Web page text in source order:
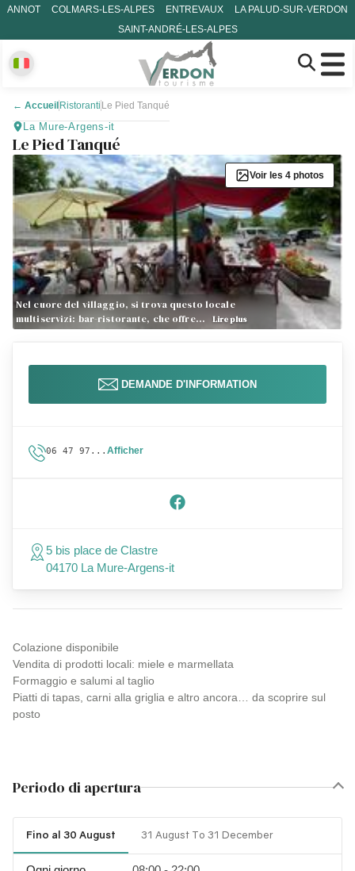
ANNOT COLMARS-LES-ALPES ENTREVAUX
LA PALUD-SUR-VERDON
SAINT-ANDRÉ-LES-ALPES
← Accueil Ristoranti Le Pied Tanqué
La Mure-Argens-it
Le Pied Tanqué
Nel cuore del villaggio, si trova questo locale
multiservizi: bar-ristorante, che offre…
Lire plus
Voir les 4 photos
Colazione disponibile
Vendita di prodotti locali: miele e marmellata
Formaggio e salumi al taglio
Piatti di tapas, carni alla griglia e altro ancora… da scoprire sul
posto
Periodo di apertura
Fino al 30 August 31 August To 31 December
DEMANDE D'INFORMATION
06 47 97... Afficher
5 bis place de Clastre
04170 La Mure-Argens-it